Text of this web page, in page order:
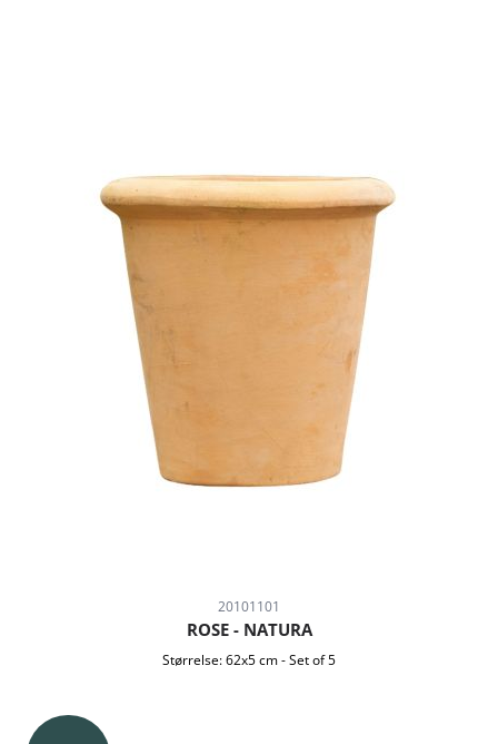
20101101
ROSE - NATURA
Størrelse:62x5 cm-Set of 5